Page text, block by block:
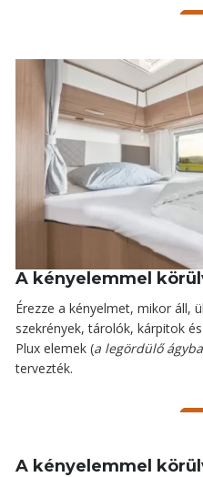
A kényelemmel
Érezze a kényelmet, mikor áll,
szekrények, tárolók, kárpitok
Plux elemek (a legördülő
tervezték.
A kényelemmel